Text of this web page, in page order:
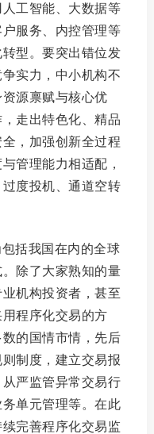
工智能、大数据等
服务、内控管理等
型。要突出错位发
实力，中小机构不
源禀赋与核心优
走出特色化、精品
，加强创新全过程
管理能力相适配，
度投机、通道空转
括我国在内的全球
除了大家熟知的量
机构投资者，甚至
程序化交易的方
的国情市情，先后
制度，建立交易报
严监管异常交易行
单元管理等。在此
完善程序化交易监